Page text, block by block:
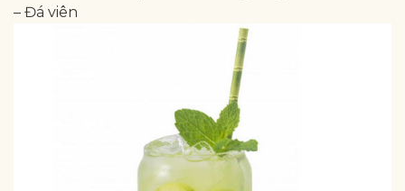
– Đá viên